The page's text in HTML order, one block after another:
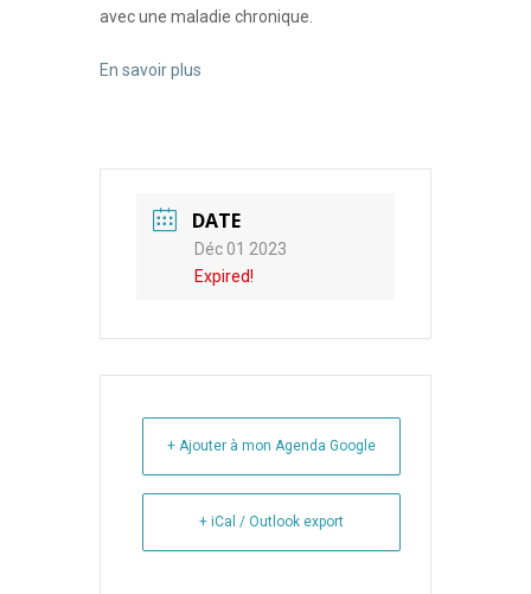
avec une maladie chronique.
En savoir plus
DATE
Déc 01 2023
Expired!
+ Ajouter à mon Agenda Google
+ iCal / Outlook export